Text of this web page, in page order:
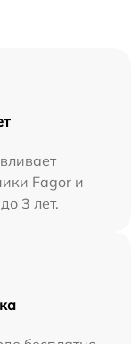
Fagor и
3 лет.